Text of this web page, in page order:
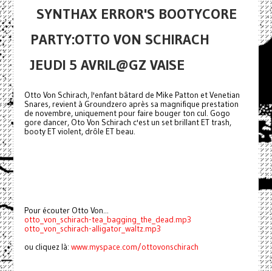
SYNTHAX ERROR'S BOOTYCORE
PARTY:OTTO VON SCHIRACH
JEUDI 5 AVRIL@GZ VAISE
Otto Von Schirach, l'enfant bâtard de Mike Patton et Venetian
Snares, revient à Groundzero après sa magnifique prestation
de novembre, uniquement pour faire bouger ton cul. Gogo
gore dancer, Oto Von Schirach c'est un set brillant ET trash,
booty ET violent, drôle ET beau.
Pour écouter Otto Von...
otto_von_schirach-tea_bagging_the_dead.mp3
otto_von_schirach-alligator_waltz.mp3
ou cliquez là: www.myspace.com/ottovonschirach